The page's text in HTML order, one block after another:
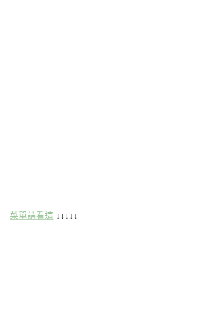
菜單請看這 ↓↓↓↓↓